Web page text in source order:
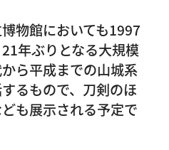
物館においても1997
年ぶりとなる大規模
ら平成までの山城系
るもので、刀剣のほ
も展示される予定で